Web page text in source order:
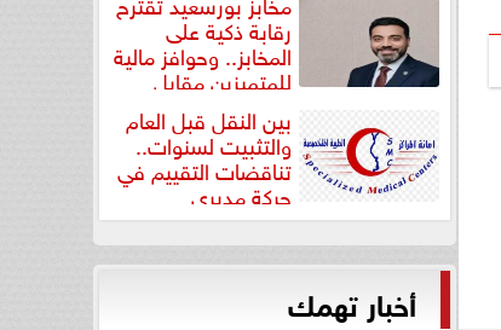
رقابة ذكية على
المخابز.. وحوافز مالية
للمتميزين مقابل
بين النقل قبل العام
والتثبيت لسنوات..
تناقضات التقييم في
حركة مديري
”مستشفيات...
أخبار تهمك